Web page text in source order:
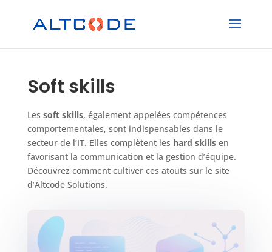
Soft skills
Les soft skills, également appelées compétences
comportementales, sont indispensables dans le
secteur de l’IT. Elles complètent les hard skillsen
favorisant la communication et la gestion d’équipe.
Découvrez comment cultiver ces atouts sur le site
d’Altcode Solutions.